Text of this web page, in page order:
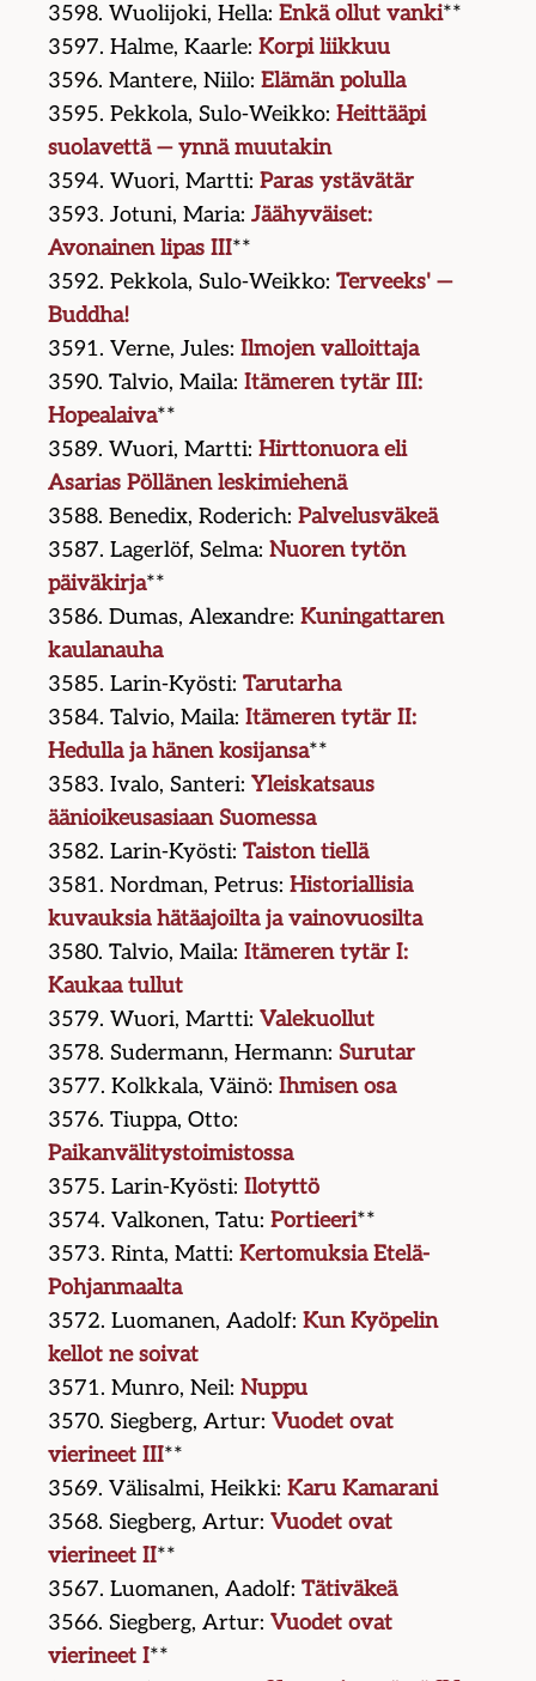
3598. Wuolijoki, Hella:Enkä ollut vanki**
3597. Halme, Kaarle:Korpi liikkuu
3596. Mantere, Niilo:Elämän polulla
3595. Pekkola, Sulo-Weikko:Heittääpi
suolavettä — ynnä muutakin
3594. Wuori, Martti:Paras ystävätär
3593. Jotuni, Maria:Jäähyväiset:
Avonainen lipas III**
3592. Pekkola, Sulo-Weikko:Terveeks' —
Buddha!
3591. Verne, Jules:Ilmojen valloittaja
3590. Talvio, Maila:Itämeren tytär III:
Hopealaiva**
3589. Wuori, Martti:Hirttonuora eli
Asarias Pöllänen leskimiehenä
3588. Benedix, Roderich:Palvelusväkeä
3587. Lagerlöf, Selma:Nuoren tytön
päiväkirja**
3586. Dumas, Alexandre:Kuningattaren
kaulanauha
3585. Larin-Kyösti:Tarutarha
3584. Talvio, Maila:Itämeren tytär II:
Hedulla ja hänen kosijansa**
3583. Ivalo, Santeri:Yleiskatsaus
äänioikeusasiaan Suomessa
3582. Larin-Kyösti:Taiston tiellä
3581. Nordman, Petrus:Historiallisia
kuvauksia hätäajoilta ja vainovuosilta
3580. Talvio, Maila:Itämeren tytär I:
Kaukaa tullut
3579. Wuori, Martti:Valekuollut
3578. Sudermann, Hermann:Surutar
3577. Kolkkala, Väinö:Ihmisen osa
3576. Tiuppa, Otto:
Paikanvälitystoimistossa
3575. Larin-Kyösti:Ilotyttö
3574. Valkonen, Tatu:Portieeri**
3573. Rinta, Matti:Kertomuksia Etelä-
Pohjanmaalta
3572. Luomanen, Aadolf:Kun Kyöpelin
kellot ne soivat
3571. Munro, Neil:Nuppu
3570. Siegberg, Artur:Vuodet ovat
vierineet III**
3569. Välisalmi, Heikki:Karu Kamarani
3568. Siegberg, Artur:Vuodet ovat
vierineet II**
3567. Luomanen, Aadolf:Tätiväkeä
3566. Siegberg, Artur:Vuodet ovat
vierineet I**